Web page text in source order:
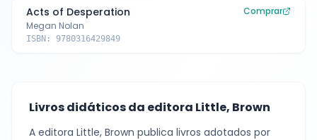
Acts of Desperation
Megan Nolan
ISBN: 9780316429849
Comprar
Livros didáticos da editora Little, Brown
A editora Little, Brown publica livros adotados por